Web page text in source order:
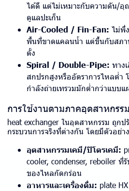
ได้ดี แต่ไม่เหมาะกับความดัน/
ดูแลปะเก็น
Air-Cooled / Fin-Fan: ไม่พึ่
พื้นที่ขาดแคลนน้ำ แต่ขึ้นกับสภ
ตั้ง
Spiral / Double-Pipe: ทาง
สกปรกสูงหรืออัตราการไหลต่ำ
กำลังถ่ายเทรวมมักต่ำกว่าแบบแ
การใช้งานตามภาคอุตสาหกรรม
heat exchanger ในอุตสาหกรรม ถูกป
กระบวนการจริงที่ต่างกัน โดยมีตัวอย่
อุตสาหกรรมเคมี/ปิโตรเคมี:
cooler, condenser, reboiler ที่
ของไหลกัดกร่อน
อาหารและเครื่องดื่ม: plate